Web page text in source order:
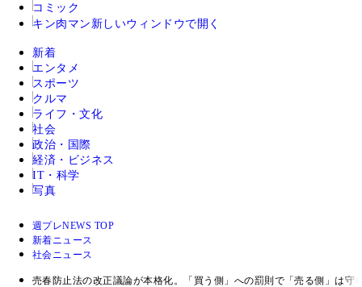
コミック
キン肉マン 新しいウィンドウで開く
新着
エンタメ
スポーツ
クルマ
ライフ・文化
社会
政治・国際
経済・ビジネス
IT・科学
写真
週プレNEWS TOP
新着ニュース
社会ニュース
売春防止法の改正議論が本格化。「買う側」への罰則で「売る側」は守